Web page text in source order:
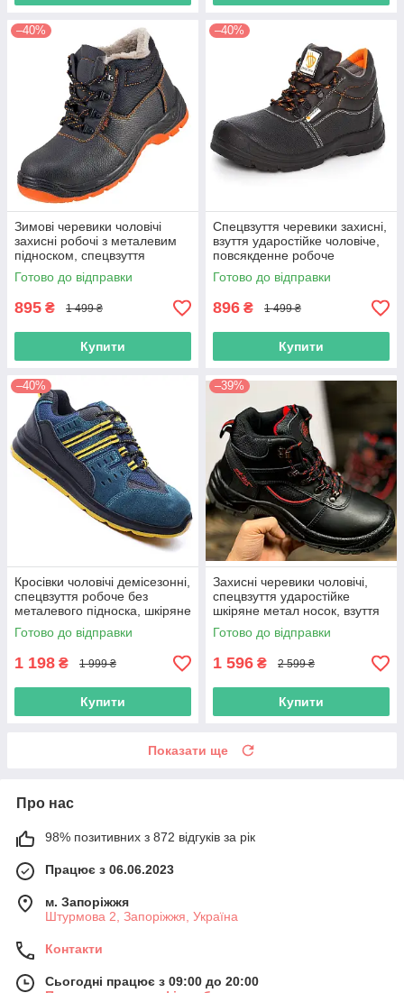
–40%
Зимові черевики чоловічі
захисні робочі з металевим
підноском, спецвзуття
шкіряне на хутрі утеплене
захисне, польша
Готово до відправки
895 ₴ 1 499 ₴
Купити
–40%
Спецвзуття черевики захисні,
взуття ударостійке чоловіче,
повсякденне робоче
спецування метал носок,
польша
Готово до відправки
896 ₴ 1 499 ₴
Купити
–40%
Кросівки чоловічі демісезонні,
спецвзуття робоче без
металевого підноска, шкіряне
захисне повсякденне,
польша
Готово до відправки
1 198 ₴ 1 999 ₴
Купити
–39%
Захисні черевики чоловічі,
спецвзуття ударостійке
шкіряне метал носок, взуття
робоча польша
Готово до відправки
1 596 ₴ 2 599 ₴
Купити
Показати ще
Про нас
98% позитивних з 872 відгуків за рік
Працює з 06.06.2023
м. Запоріжжя
Штурмова 2, Запоріжжя, Україна
Контакти
Сьогодні працює з 09:00 до 20:00